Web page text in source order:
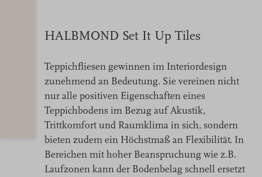
HALBMOND Set It Up Tiles
Teppichfliesen gewinnen im Interiordesign
zunehmend an Bedeutung. Sie vereinen nicht
nur alle positiven Eigenschaften eines
Teppichbodens im Bezug auf Akustik,
Trittkomfort und Raumklima in sich, sondern
bieten zudem ein Höchstmaß an Flexibilität. In
Bereichen mit hoher Beanspruchung wie z.B.
Laufzonen kann der Bodenbelag schnell ersetzt